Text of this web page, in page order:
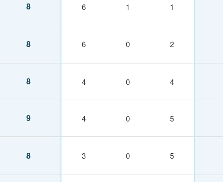
8 6 1 1
8 6 0 2
8 4 0 4
9 4 0 5
8 3 0 5